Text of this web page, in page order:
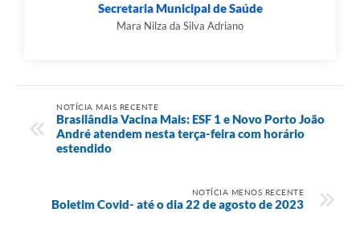
Secretaria Municipal de Saúde
Mara Nilza da Silva Adriano
NOTÍCIA MAIS RECENTE
Brasilândia Vacina Mais: ESF 1 e Novo Porto João
André atendem nesta terça-feira com horário
estendido
NOTÍCIA MENOS RECENTE
Boletim Covid- até o dia 22 de agosto de 2023